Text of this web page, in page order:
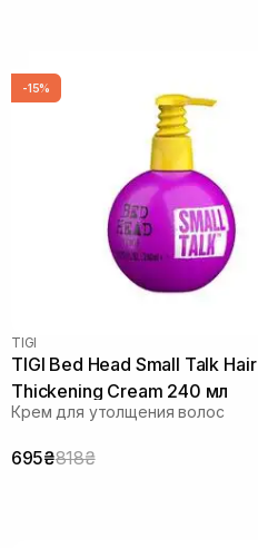
-15%
TIGI
TIGI Bed Head Small Talk Hair
Thickening Cream 240 мл
Крем для утолщения волос
695₴818₴